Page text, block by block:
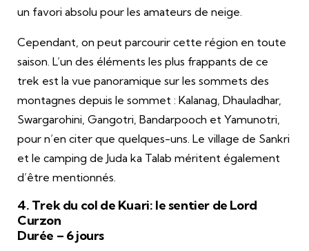
un favori absolu pour les amateurs de neige.
Cependant, on peut parcourir cette région en toute
saison. L’un des éléments les plus frappants de ce
trek est la vue panoramique sur les sommets des
montagnes depuis le sommet : Kalanag, Dhauladhar,
Swargarohini, Gangotri, Bandarpooch et Yamunotri,
pour n’en citer que quelques-uns. Le village de Sankri
et le camping de Juda ka Talab méritent également
d’être mentionnés.
4. Trek du col de Kuari: le sentier de Lord
Curzon
Durée – 6 jours